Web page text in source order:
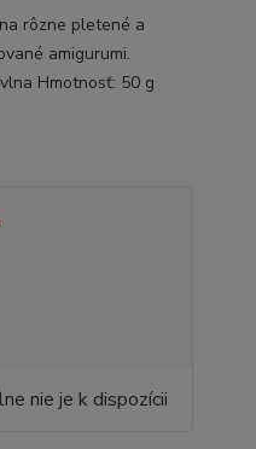
rôzne pletené a
amigurumi.
Hmotnosť: 50 g
- 3,5 mm
nie je k dispozícii